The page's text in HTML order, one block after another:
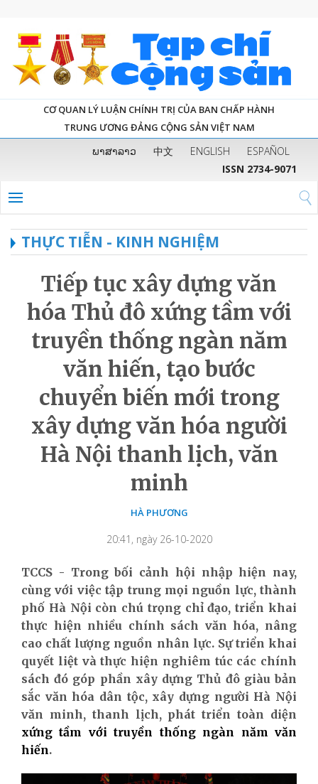
CƠ QUAN LÝ LUẬN CHÍNH TRỊ CỦA BAN CHẤP HÀNH
TRUNG ƯƠNG ĐẢNG CỘNG SẢN VIỆT NAM
ພາສາລາວ 中文 ENGLISH
ESPAÑOL
ISSN 2734-9071
THỰC TIỄN - KINH NGHIỆM
Tiếp tục xây dựng văn
hóa Thủ đô xứng tầm với
truyền thống ngàn năm
văn hiến, tạo bước
chuyển biến mới trong
xây dựng văn hóa người
Hà Nội thanh lịch, văn
minh
HÀ PHƯƠNG
20:41, ngày 26-10-2020
TCCS - Trong bối cảnh hội nhập hiện nay,
cùng với việc tập trung mọi nguồn lực, thành
phố Hà Nội còn chú trọng chỉ đạo, triển khai
thực hiện nhiều chính sách văn hóa, nâng
cao chất lượng nguồn nhân lực. Sự triển khai
quyết liệt và thực hiện nghiêm túc các chính
sách đó góp phần xây dựng Thủ đô giàu bản
sắc văn hóa dân tộc, xây dựng người Hà Nội
văn minh, thanh lịch, phát triển toàn diện
xứng tầm với truyền thống ngàn năm văn
hiến.